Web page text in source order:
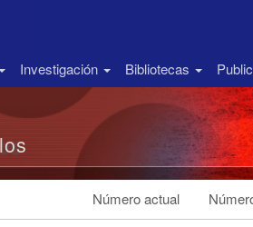
Investigación Bibliotecas
Número actual